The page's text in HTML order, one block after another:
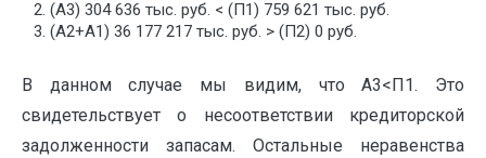
(А3) 304 636 тыс. руб. < (П1) 759 621 тыс. руб.
(A2+А1) 36 177 217 тыс. руб. > (П2) 0 руб.
В данном случае мы видим, что А3<П1. Это
свидетельствует о несоответствии кредиторской
задолженности запасам. Остальные неравенства